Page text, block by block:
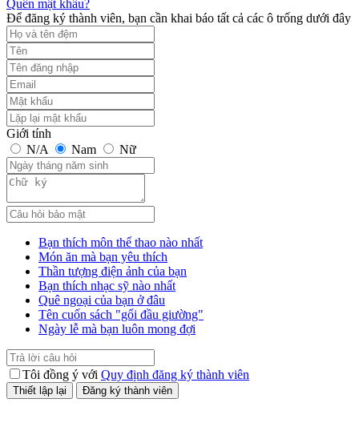
Quên mật khẩu?
Để đăng ký thành viên, bạn cần khai báo tất cả các ô trống dưới đây
Giới tính
N/A
Nam Nữ
Bạn thích môn thể thao nào nhất
Món ăn mà bạn yêu thích
Thần tượng điện ảnh của bạn
Bạn thích nhạc sỹ nào nhất
Quê ngoại của bạn ở đâu
Tên cuốn sách "gối đầu giường"
Ngày lễ mà bạn luôn mong đợi
Tôi đồng ý với Quy định đăng ký thành viên